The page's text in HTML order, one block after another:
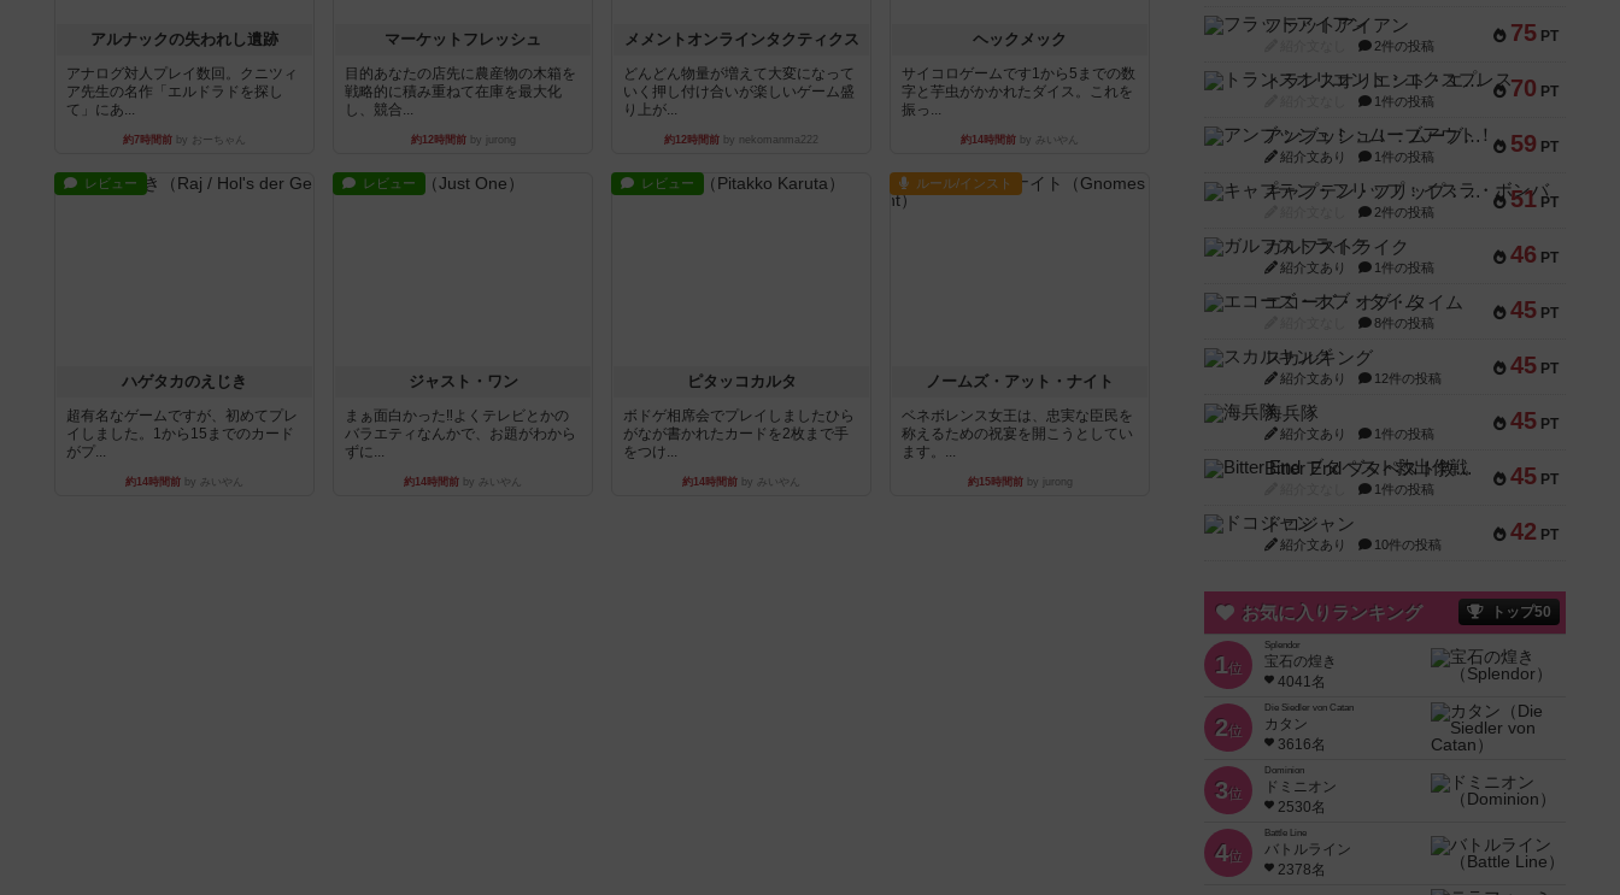
アルナックの失われし遺跡
アナログ対人プレイ数回。クニツィ
ア先生の名作「エルドラドを探し
て」にあ...
約7時間前 by おーちゃん
マーケットフレッシュ
目的あなたの店先に農産物の木箱を
戦略的に積み重ねて在庫を最大化
し、競合...
約12時間前by jurong
メメントオンラインタクティクス
どんどん物量が増えて大変になって
いく押し付け合いが楽しいゲーム盛
り上が...
約12時間前 by nekomanma222
ヘックメック
サイコロゲームです1から5までの数
字と芋虫がかかれたダイス。これを
振っ...
約14時間前 by みいやん
レビュー
ハゲタカのえじき
超有名なゲームですが、初めてプレ
イしました。1から15までのカード
がプ...
約14時間前 by みいやん
レビュー
ジャスト・ワン
まぁ面白かった‼️よくテレビとかの
バラエティなんかで、お題がわから
ずに...
約14時間前 by みいやん
レビュー
ピタッコカルタ
ボドゲ相席会でプレイしましたひら
がなが書かれたカードを2枚まで手
をつけ...
約14時間前 by みいやん
ルール/インスト
ノームズ・アット・ナイト
ベネボレンス女王は、忠実な臣民を
称えるための祝宴を開こうとしてい
ます。...
約15時間前by jurong
75 PT
フラットアイアン
2件の投稿
70 PT
トランスオリエント・エクスプレス
1件の投稿
59 PT
アンブッシュ！：ムーブアウト！
紹介文あり 1件の投稿
51 PT
キャプテン・フリップ：イスラ・ボンバ
2件の投稿
46 PT
ガルフストライク
紹介文あり 1件の投稿
45 PT
エコーズ・オブ・タイム
8件の投稿
45 PT
スカルキング
紹介文あり 12件の投稿
45 PT
海兵隊
紹介文あり 1件の投稿
45 PT
Bitter End ブタペスト救出作戦
1件の投稿
42 PT
ドコジャン
紹介文あり 10件の投稿
お気に入りランキング トップ50
1位
Splendor
宝石の煌き
4041名
2位
Die Siedler von Catan
カタン
3616名
3位
Dominion
ドミニオン
2530名
4位
Battle Line
バトルライン
2378名